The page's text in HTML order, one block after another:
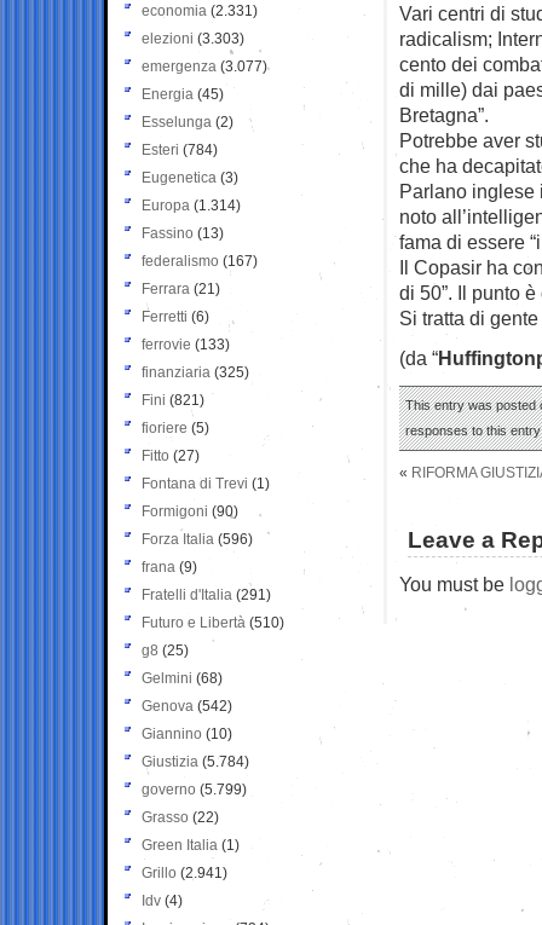
Vari centri di
radicalism;
cento dei
di mille) dai
Bretagna”.
Potrebbe aver
che ha
Parlano inglese
noto
fama di essere
Il Copasir ha
di 50”. Il punto
Si tratta di
(da “
This entry was posted
responses to this
« RIFORMA
Leave a
You must be
economia (2.331)
elezioni (3.303)
emergenza (3.077)
Energia (45)
Esselunga (2)
Esteri (784)
Eugenetica (3)
Europa (1.314)
Fassino (13)
federalismo (167)
Ferrara (21)
Ferretti (6)
ferrovie (133)
finanziaria (325)
Fini (821)
fioriere (5)
Fitto (27)
Fontana di Trevi (1)
Formigoni (90)
Forza Italia (596)
frana (9)
Fratelli d'Italia (291)
Futuro e Libertà (510)
g8 (25)
Gelmini (68)
Genova (542)
Giannino (10)
Giustizia (5.784)
governo (5.799)
Grasso (22)
Green Italia (1)
Grillo (2.941)
Idv (4)